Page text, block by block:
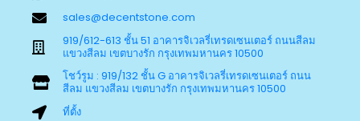
sales@decentstone.com
919/612-613 ชั้น 51 อาคารจิเวลรี่เทรดเซนเตอร์ ถนนสีลม
แขวงสีลม เขตบางรัก กรุงเทพมหานคร 10500
โชว์รูม : 919/132 ชั้น G อาคารจิเวลรี่เทรดเซนเตอร์ ถนน
สีลม แขวงสีลม เขตบางรัก กรุงเทพมหานคร 10500
ที่ตั้ง